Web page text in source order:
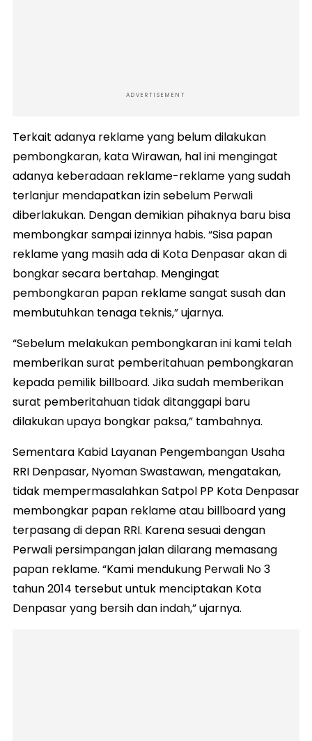
ADVERTISEMENT
Terkait adanya reklame yang belum dilakukan
pembongkaran, kata Wirawan, hal ini mengingat
adanya keberadaan reklame-reklame yang sudah
terlanjur mendapatkan izin sebelum Perwali
diberlakukan. Dengan demikian pihaknya baru bisa
membongkar sampai izinnya habis. “Sisa papan
reklame yang masih ada di Kota Denpasar akan di
bongkar secara bertahap. Mengingat
pembongkaran papan reklame sangat susah dan
membutuhkan tenaga teknis,” ujarnya.
“Sebelum melakukan pembongkaran ini kami telah
memberikan surat pemberitahuan pembongkaran
kepada pemilik billboard. Jika sudah memberikan
surat pemberitahuan tidak ditanggapi baru
dilakukan upaya bongkar paksa,” tambahnya.
Sementara Kabid Layanan Pengembangan Usaha
RRI Denpasar, Nyoman Swastawan, mengatakan,
tidak mempermasalahkan Satpol PP Kota Denpasar
membongkar papan reklame atau billboard yang
terpasang di depan RRI. Karena sesuai dengan
Perwali persimpangan jalan dilarang memasang
papan reklame. “Kami mendukung Perwali No 3
tahun 2014 tersebut untuk menciptakan Kota
Denpasar yang bersih dan indah,” ujarnya.